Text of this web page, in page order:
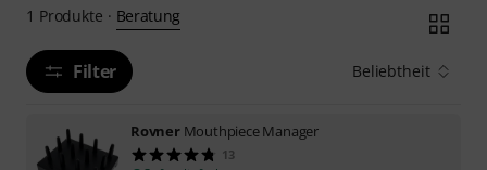
1 Produkte · Beratung
Filter Beliebtheit
Rovner Mouthpiece Manager
13